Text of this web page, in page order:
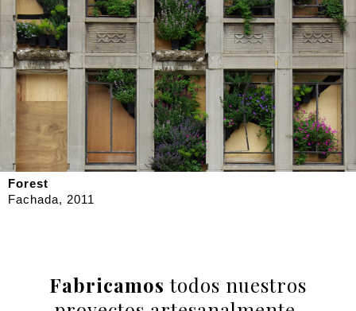
Forest
Fachada, 2011
Fabricamos todos nuestros